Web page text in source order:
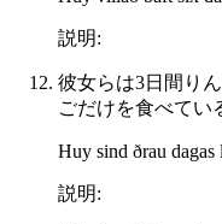
説明:
彼女らは3日間り
ごだけを食べてい
Huy sind ðrau dagas
説明: